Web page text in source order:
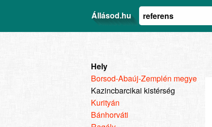
Állásod.hu
Hely
Borsod-Abaúj-Zemplén megye
Kazincbarcikai kistérség
Kurityán
Bánhorváti